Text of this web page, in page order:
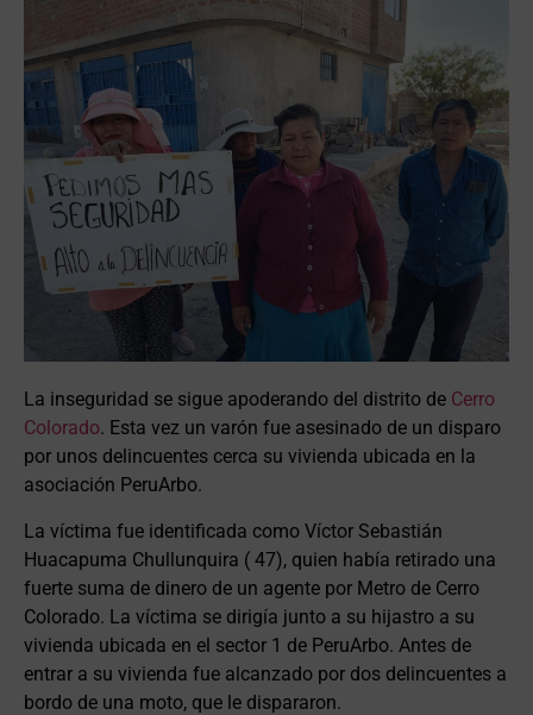
La inseguridad se sigue apoderando del distrito de Cerro
Colorado. Esta vez un varón fue asesinado de un disparo
por unos delincuentes cerca su vivienda ubicada en la
asociación PeruArbo.
La víctima fue identificada como Víctor Sebastián
Huacapuma Chullunquira ( 47), quien había retirado una
fuerte suma de dinero de un agente por Metro de Cerro
Colorado. La víctima se dirigía junto a su hijastro a su
vivienda ubicada en el sector 1 de PeruArbo. Antes de
entrar a su vivienda fue alcanzado por dos delincuentes a
bordo de una moto, que le dispararon.